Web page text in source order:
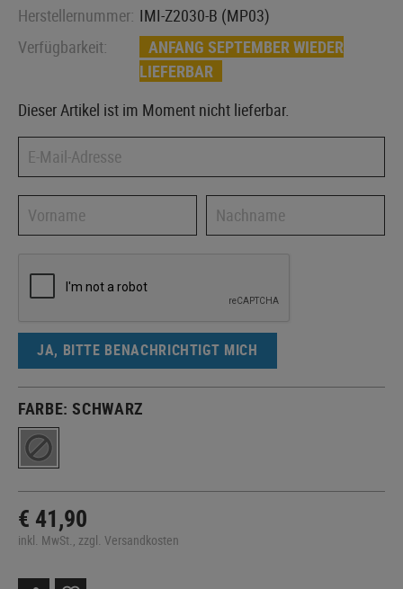
Herstellernummer: IMI-Z2030-B (MP03)
Verfügbarkeit:
ANFANG SEPTEMBER WIEDER
LIEFERBAR
Dieser Artikel ist im Moment nicht lieferbar.
JA, BITTE BENACHRICHTIGT MICH
FARBE:SCHWARZ
€ 41,90
inkl. MwSt., zzgl. Versandkosten